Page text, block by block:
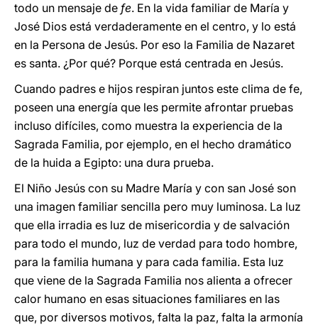
todo un mensaje de fe. En la vida familiar de María y
José Dios está verdaderamente en el centro, y lo está
en la Persona de Jesús. Por eso la Familia de Nazaret
es santa. ¿Por qué? Porque está centrada en Jesús.
Cuando padres e hijos respiran juntos este clima de fe,
poseen una energía que les permite afrontar pruebas
incluso difíciles, como muestra la experiencia de la
Sagrada Familia, por ejemplo, en el hecho dramático
de la huida a Egipto: una dura prueba.
El Niño Jesús con su Madre María y con san José son
una imagen familiar sencilla pero muy luminosa. La luz
que ella irradia es luz de misericordia y de salvación
para todo el mundo, luz de verdad para todo hombre,
para la familia humana y para cada familia. Esta luz
que viene de la Sagrada Familia nos alienta a ofrecer
calor humano en esas situaciones familiares en las
que, por diversos motivos, falta la paz, falta la armonía